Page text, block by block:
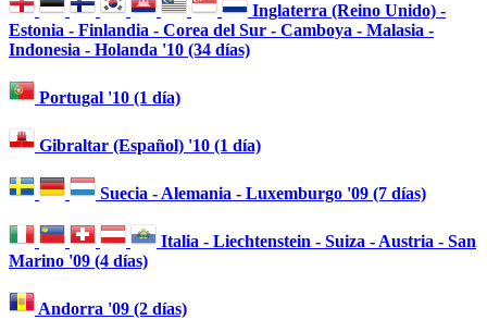
Inglaterra (Reino Unido) -
Estonia - Finlandia - Corea del Sur - Camboya - Malasia -
Indonesia - Holanda '10 (34 días)
Portugal '10 (1 día)
Gibraltar (Español) '10 (1 día)
Suecia - Alemania - Luxemburgo '09 (7 días)
Italia - Liechtenstein - Suiza - Austria - San
Marino '09 (4 días)
Andorra '09 (2 días)